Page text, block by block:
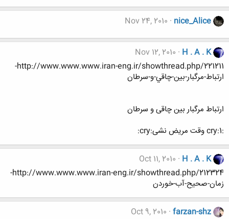
nice_Alice
Nov 24, 2010
H . A . K
Nov 12, 2010
http://www.www.www.iran-eng.ir/showthread.php/221211-
ارتباط-مرگبار-بين-چاقي-و-سرطان
ارتباط مرگبار بین چاقی و سرطان
:cry:1 وقت مریض نشی:cry:
H . A . K
Oct 11, 2010
http://www.www.www.iran-eng.ir/showthread.php/212324-
زمان-صحیح-آب-خوردن
farzan-shz
Oct 9, 2010